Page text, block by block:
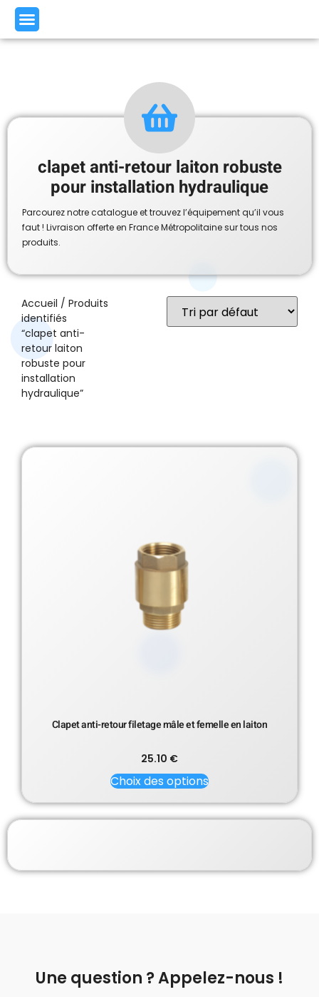
clapet anti-retour laiton robuste
pour installation hydraulique
Parcourez notre catalogue et trouvez l’équipement qu’il vous
faut ! Livraison offerte en France Métropolitaine sur tous nos
produits.
Accueil / Produits
identifiés
“clapet anti-
retour laiton
robuste pour
installation
hydraulique”
Clapet anti-retour filetage mâle et femelle en laiton
25.10 €
Choix des options
Une question ? Appelez-nous !